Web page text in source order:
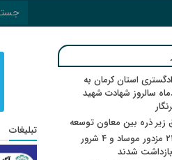
استان کرمان به
۱۷ مردادماه سالروز شهادت شهید
زیر ذره بین معاون توسعه
وزارت اطلاعات: ۲۱ مزدور موساد و ۴ شرور
شدند
تبلیغات